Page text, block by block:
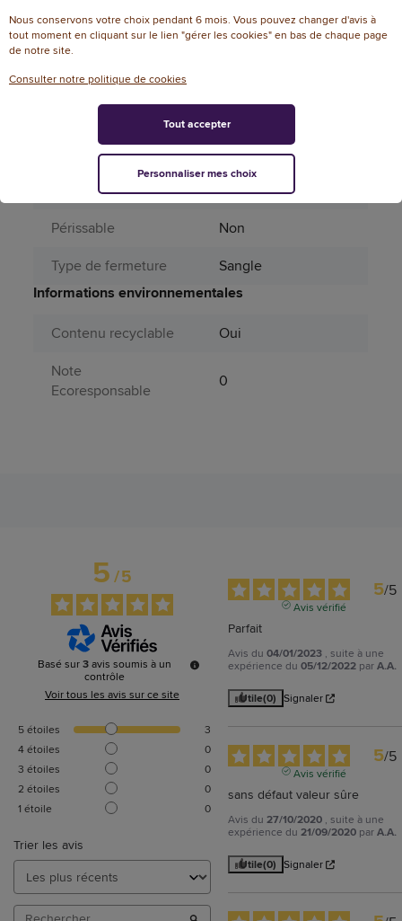
Largeur du dos
13
Matière principale
année N
585
Produit dangereux
Non
Périssable
Non
Type de fermeture
Sangle
Informations environnementales
Contenu recyclable
Oui
Note
Ecoresponsable
0
5/5
Basé sur3 avis soumis à un
contrôle
Voir tous les avis sur ce site
5étoiles
3
4étoiles
0
3 étoiles
0
2 étoiles
0
1 étoile 0
Trier les avis
5/5
Avis vérifié
Parfait
Avis du04/01/2023 , suite à une
expérience du05/12/2022 parA.A.
Utile(0) Signaler
5/5
Avis vérifié
sans défaut valeur sûre
Avis du27/10/2020 , suite à une
expérience du21/09/2020 parA.A.
Utile(0) Signaler
Nous conservons votre choix pendant 6 mois. Vous pouvez changer d'avis à
tout moment en cliquant sur le lien "gérer les cookies" en bas de chaque page
de notre site.
Consulter notre politique de cookies
Personnaliser mes choix
Tout accepter